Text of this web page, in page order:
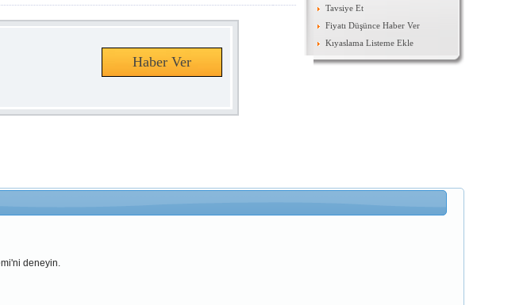
Haber Ver
Tavsiye Et
Fiyatı Düşünce Haber Ver
Kıyaslama Listeme Ekle
deneyin.